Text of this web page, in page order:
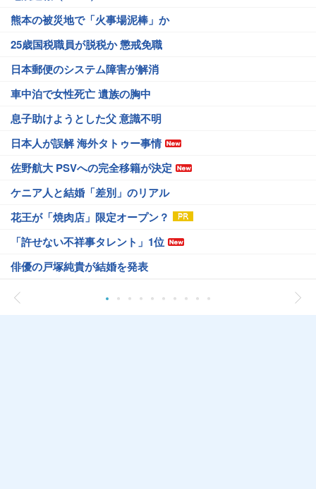
熊本の被災地で「火事場泥棒」か
25歳国税職員が脱税か 懲戒免職
日本郵便のシステム障害が解消
車中泊で女性死亡 遺族の胸中
息子助けようとした父 意識不明
日本人が誤解 海外タトゥー事情
佐野航大 PSVへの完全移籍が決定
ケニア人と結婚「差別」のリアル
花王が「焼肉店」限定オープン？
「許せない不祥事タレント」1位
俳優の戸塚純貴が結婚を発表